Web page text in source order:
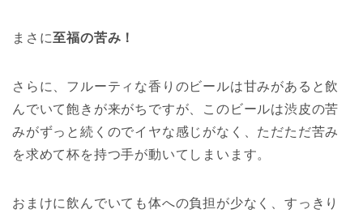
まさに至福の苦み！
さらに、フルーティな香りのビールは甘みがあると飲
んでいて飽きが来がちですが、このビールは渋皮の苦
みがずっと続くのでイヤな感じがなく、ただただ苦み
を求めて杯を持つ手が動いてしまいます。
おまけに飲んでいても体への負担が少なく、すっきり